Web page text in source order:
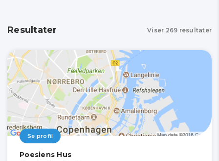
Resultater Viser 269 resultater
Se profil
Poesiens Hus